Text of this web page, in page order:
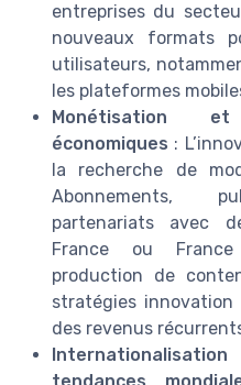
entreprises du
nouveaux formats
utilisateurs,
les plateformes
Monétisation
économiques :
la recherche de
Abonnements,
partenariats avec
France ou
production de
stratégies
des revenus